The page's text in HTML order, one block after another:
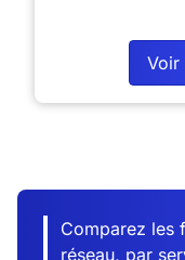
Comparez les
réseau, par